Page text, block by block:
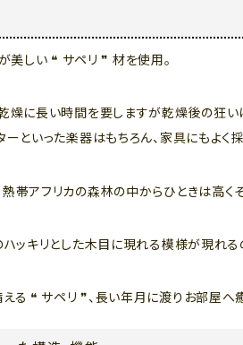
美しい ❝ サペリ ❞ 材を使用。
燥に長い時間を要しますが乾燥後の狂い
ーといった楽器はもちろん、家具にもよく
帯アフリカの森林の中からひときは高
ハッキリとした木目に現れる模様が現れる
る ❝ サペリ ❞、長い年月に渡りお部屋へ